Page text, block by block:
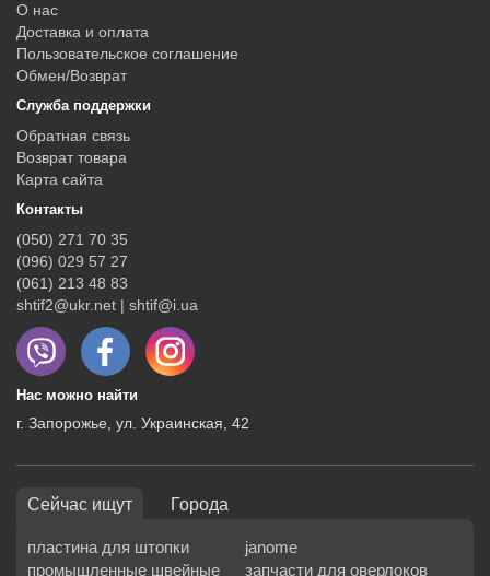
О нас
Доставка и оплата
Пользовательское соглашение
Обмен/Возврат
Служба поддержки
Обратная связь
Возврат товара
Карта сайта
Контакты
(050) 271 70 35
(096) 029 57 27
(061) 213 48 83
shtif2@ukr.net | shtif@i.ua
Нас можно найти
г. Запорожье, ул. Украинская, 42
Сейчас ищут Города
пластина для штопки
janome
промышленные швейные
запчасти для оверлоков